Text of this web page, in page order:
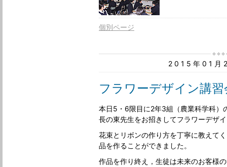
個別ページ
2015年01月
フラワーデザイン講習
本日5・6限目に2年3組（農業科学科）
長の東先生をお招きしてフラワーデザ
花束とリボンの作り方を丁寧に教えて
品を作ることができました。
作品を作り終え，生徒は未来のお客様